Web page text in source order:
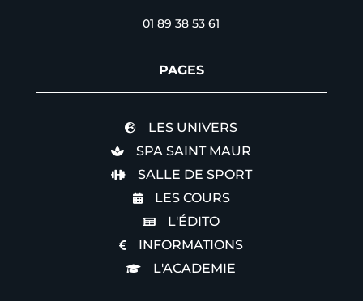
01 89 38 53 61
PAGES
 LES UNIVERS
 SPA SAINT MAUR
 SALLE DE SPORT
 LES COURS
 L'ÉDITO
 INFORMATIONS
 L'ACADEMIE